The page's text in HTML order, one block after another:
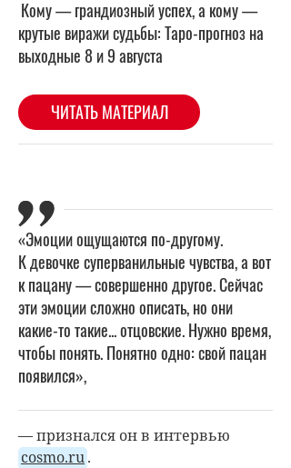
«Эмоции ощущаются по-другому.
К девочке суперванильные чувства, а вот
к пацану — совершенно другое. Сейчас
эти эмоции сложно описать, но они
какие-то такие... отцовские. Нужно время,
чтобы понять. Понятно одно: свой пацан
появился»,
— признался он в интервью
сosmo.ru.